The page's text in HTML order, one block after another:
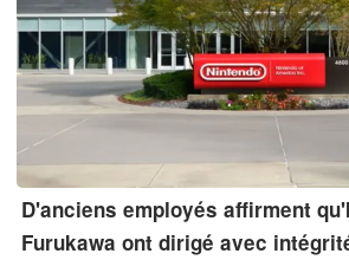
D'anciens employés affirment
Furukawa ont dirigé avec